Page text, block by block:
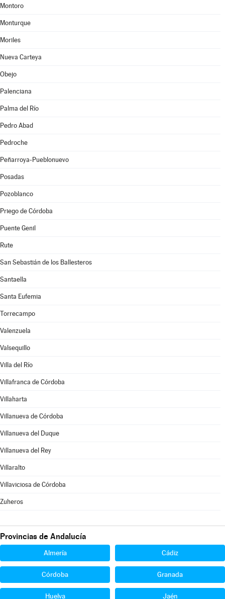
Montoro
Monturque
Moriles
Nueva Carteya
Obejo
Palenciana
Palma del Río
Pedro Abad
Pedroche
Peñarroya-Pueblonuevo
Posadas
Pozoblanco
Priego de Córdoba
Puente Genil
Rute
San Sebastián de los Ballesteros
Santaella
Santa Eufemia
Torrecampo
Valenzuela
Valsequillo
Villa del Río
Villafranca de Córdoba
Villaharta
Villanueva de Córdoba
Villanueva del Duque
Villanueva del Rey
Villaralto
Villaviciosa de Córdoba
Zuheros
Provincias de Andalucía
Almería Cádiz
Córdoba Granada
Huelva Jaén